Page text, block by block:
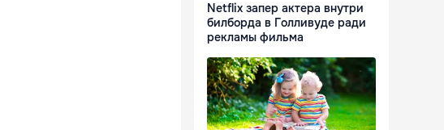
Netflix запер актера внутри
билборда в Голливуде ради
рекламы фильма